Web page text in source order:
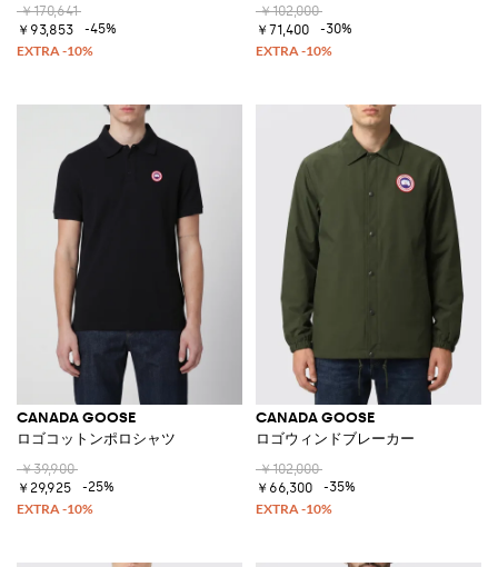
￥170,641
￥93,853
-45%
￥102,000
￥71,400
-30%
CANADA GOOSE
ロゴコットンポロシャツ
￥39,900
￥29,925
-25%
CANADA GOOSE
ロゴウィンドブレーカー
￥102,000
￥66,300
-35%